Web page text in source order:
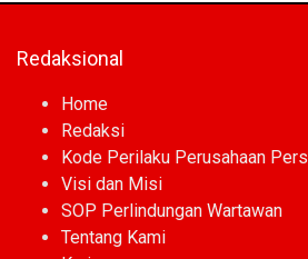
Redaksional
Home
Redaksi
Kode Perilaku Perusahaan Pers
Visi dan Misi
SOP Perlindungan Wartawan
Tentang Kami